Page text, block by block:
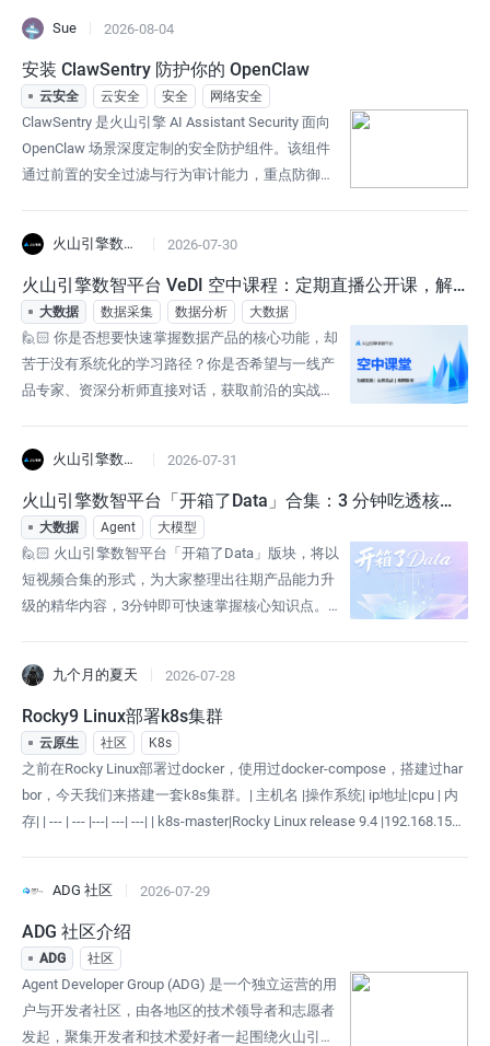
Sue 2026-08-04
安装 ClawSentry 防护你的 OpenClaw
云安全 云安全 安全 网络安全
ClawSentry 是火山引擎 AI Assistant Security 面向
OpenClaw 场景深度定制的安全防护组件。该组件
通过前置的安全过滤与行为审计能力，重点防御提
wSentry 协助治理 AI 交互链路中的异常行为与合规
风险，帮助抵御内外部安全威胁。| 版本 | 更新时间
|
火山引擎数智平台VeDI 2026-07-30
火山引擎数智平台 VeDI 空中课程：定期直播公开课，解
锁数据应用新技能！
大数据 数据采集 数据分析 大数据
🙋🏻 你是否想要快速掌握数据产品的核心功能，却
苦于没有系统化的学习路径？你是否希望与一线产
品专家、资深分析师直接对话，获取前沿的实战经
案、数据分析等领域的专家，通过线上直播的方
式，深度讲解VeDI系列产品（如Data Agent、Data
Wind、DataFinder、DataTester等）的功能实
火山引擎数智平台VeDI 2026-07-31
火山引擎数智平台「开箱了Data」合集：3 分钟吃透核心
上新功能
大数据 Agent 大模型
🙋🏻 火山引擎数智平台「开箱了Data」版块，将以
短视频合集的形式，为大家整理出往期产品能力升
级的精华内容，3分钟即可快速掌握核心知识点。
适配哪些场景、如何快速上手” 三大核心讲透讲
实。我们会持续上线新功能视频，系统呈现产品各
阶段的功能迭代脉络，这份视频资源也会不断丰富
完善，最终形成覆盖产品全生命周期
九个月的夏天 2026-07-28
Rocky9 Linux部署k8s集群
云原生 社区 K8s
之前在Rocky Linux部署过docker，使用过docker-compose，搭建过har
bor，今天我们来搭建一套k8s集群。| 主机名 |操作系统| ip地址|cpu | 内
存| | --- | --- |---| ---| ---| | k8s-master|Rocky Linux release 9.4 |192.168.159.
ADG 社区 2026-07-29
ADG 社区介绍
ADG 社区
Agent Developer Group (ADG) 是一个独立运营的用
户与开发者社区，由各地区的技术领导者和志愿者
发起，聚集开发者和技术爱好者一起围绕火山引擎